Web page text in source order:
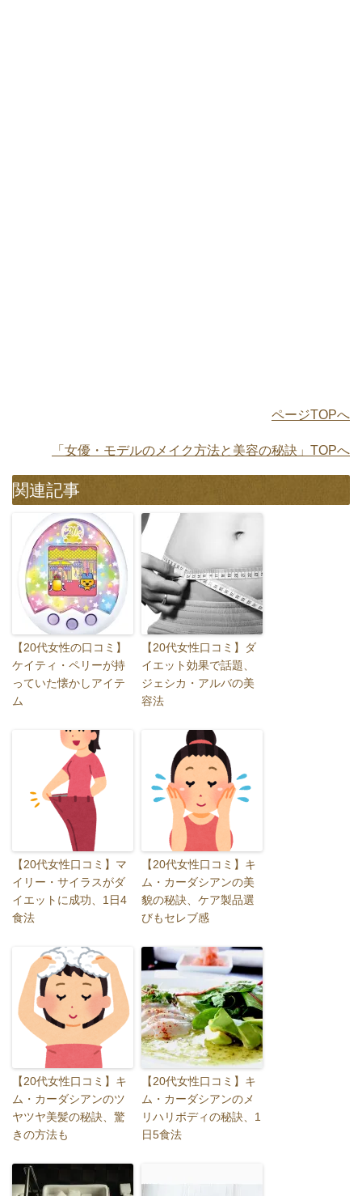
ページTOPへ
「女優・モデルのメイク方法と美容の秘訣」TOPへ
関連記事
【20代女性の口コミ】
ケイティ・ペリーが持
っていた懐かしアイテ
ム
【20代女性口コミ】ダ
イエット効果で話題、
ジェシカ・アルバの美
容法
【20代女性口コミ】マ
イリー・サイラスがダ
イエットに成功、1日4
食法
【20代女性口コミ】キ
ム・カーダシアンの美
貌の秘訣、ケア製品選
びもセレブ感
【20代女性口コミ】キ
ム・カーダシアンのツ
ヤツヤ美髪の秘訣、驚
きの方法も
【20代女性口コミ】キ
ム・カーダシアンのメ
リハリボディの秘訣、1
日5食法